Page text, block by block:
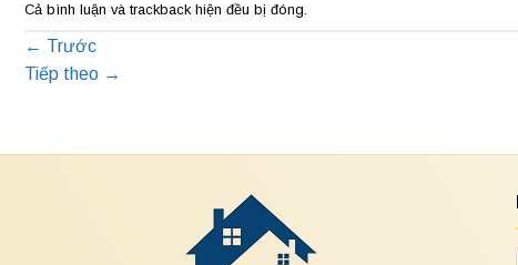
Cả bình luận và trackback hiện đều bị đóng.
← Trước
Tiếp theo →